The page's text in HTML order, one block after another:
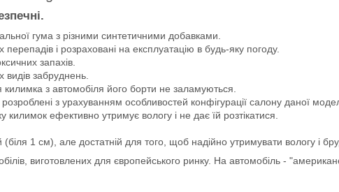
гума з різними синтетичними добавками.
перепадів і розраховані на експлуатацію в будь-яку погоду.
запахів.
видів забруднень.
килимка з автомобіля його борти не заламуються.
з урахуванням особливостей конфігурації салону даної
ефективно утримує вологу і не дає їй розтікатися.
(біля 1 см), але достатній для того, щоб надійно утримувати вологу і
виготовлених для європейського ринку. На автомобіль -